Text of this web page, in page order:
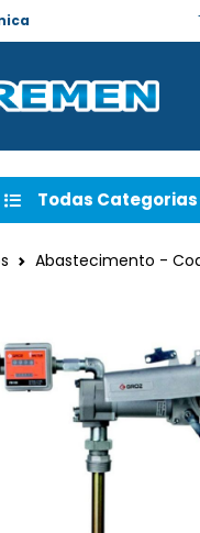
Todas Categorias
Abastecimento -